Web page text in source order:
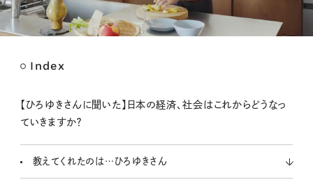
t
Index
【ひろゆきさんに聞いた】日本の経済、社会はこれからどうなっ
ていきますか？
教えてくれたのは…ひろゆきさん